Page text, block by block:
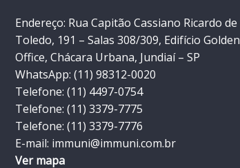
Endereço: Rua Capitão Cassiano Ricardo de
Toledo, 191 – Salas 308/309, Edifício Golden
Office, Chácara Urbana, Jundiaí – SP
WhatsApp: (11) 98312-0020
Telefone: (11) 4497-0754
Telefone: (11) 3379-7775
Telefone: (11) 3379-7776
E-mail: immuni@immuni.com.br
Ver mapa